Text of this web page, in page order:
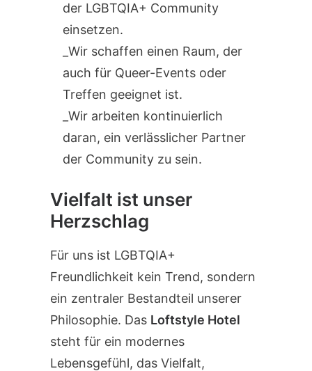
der LGBTQIA+ Community
einsetzen.
Wir schaffen einen Raum, der
auch für Queer-Events oder
Treffen geeignet ist.
Wir arbeiten kontinuierlich
daran, ein verlässlicher Partner
der Community zu sein.
Vielfalt ist unser
Herzschlag
Für uns ist LGBTQIA+
Freundlichkeit kein Trend, sondern
ein zentraler Bestandteil unserer
Philosophie. Das Loftstyle Hotel
steht für ein modernes
Lebensgefühl, das Vielfalt,